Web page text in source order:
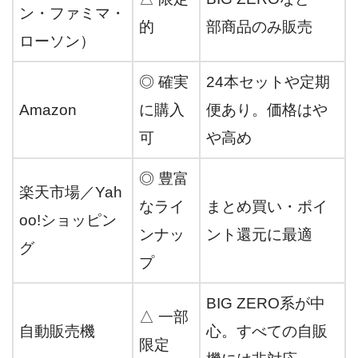
ン・ファミマ・
ローソン）
的
部商品のみ販売
Amazon
◎ 確実
に購入
可
24本セットや定期
便あり。価格はや
や高め
楽天市場／Yah
oo!ショッピン
グ
◎ 豊富
なライ
ンナッ
プ
まとめ買い・ポイ
ント還元に最適
自動販売機
△ 一部
限定
BIG ZERO系が中
心。すべての自販